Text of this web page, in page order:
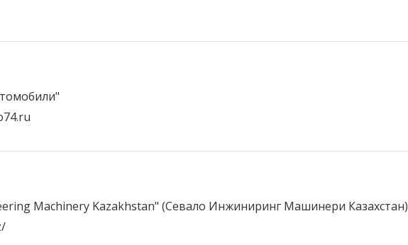
Machinery Kazakhstan" (Севало Инжиниринг Машинери Казахстан)